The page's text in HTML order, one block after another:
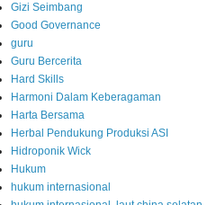
Gizi Seimbang
Good Governance
guru
Guru Bercerita
Hard Skills
Harmoni Dalam Keberagaman
Harta Bersama
Herbal Pendukung Produksi ASI
Hidroponik Wick
Hukum
hukum internasional